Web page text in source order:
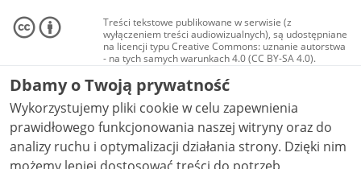
Treści tekstowe publikowane w serwisie (z
wyłączeniem treści audiowizualnych), są udostępniane
na licencji typu Creative Commons: uznanie autorstwa
- na tych samych warunkach 4.0 (CC BY-SA 4.0).
Materiały audiowizualne, w tym zdjęcia, materiały
audio i wideo, są udostępniane na licencji typu
Creative Commons: uznanie autorstwa użycie
niekomercyjne - bez utworów zależnych 4.0 (CC BY-
NC-ND 4.0), o ile nie jest to stwierdzone inaczej.
Dbamy o Twoją prywatność
Wykorzystujemy pliki cookie w celu zapewnienia
prawidłowego funkcjonowania naszej witryny oraz do
analizy ruchu i optymalizacji działania strony. Dzięki nim